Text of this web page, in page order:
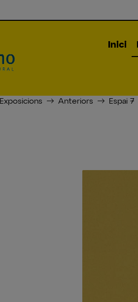
Inici
Exposicions Anteriors Espai 7